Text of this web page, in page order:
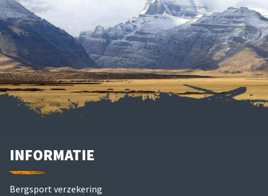
INFORMATIE
Bergsport verzekering